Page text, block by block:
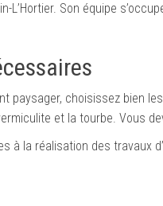
L’Hortier. Son équipe
paysager, choisissez bien
et la tourbe. Vous
à la réalisation des travaux